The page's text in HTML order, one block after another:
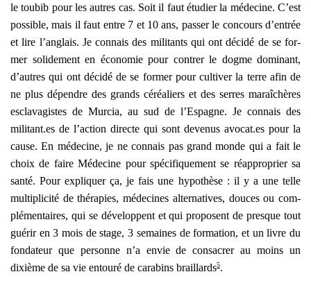
le tou­bib pour les autres cas. Soit il faut étu­dier la méde­cine. C’est
pos­sible, mais il faut entre 7 et 10 ans, pas­ser le concours d’entrée
et lire l’anglais. Je connais des mili­tants qui ont déci­dé de se for­
mer soli­de­ment en éco­no­mie pour contrer le dogme domi­nant,
d’autres qui ont déci­dé de se for­mer pour culti­ver la terre afin de
ne plus dépendre des grands céréa­liers et des serres maraî­chères
escla­va­gistes de Mur­cia, au sud de l’Espagne. Je connais des
militant.es de l’action directe qui sont deve­nus avocat.es pour la
cause. En méde­cine, je ne connais pas grand monde qui a fait le
choix de faire Méde­cine pour spé­ci­fi­que­ment se réap­pro­prier sa
san­té. Pour expli­quer ça, je fais une hypo­thèse : il y a une telle
mul­ti­pli­ci­té de thé­ra­pies, méde­cines alter­na­tives, douces ou com­
plé­men­taires, qui se déve­loppent et qui pro­posent de presque tout
gué­rir en 3 mois de stage, 3 semaines de for­ma­tion, et un livre du
fon­da­teur que per­sonne n’a envie de consa­crer au moins un
dixième de sa vie entou­ré de cara­bins braillards5.